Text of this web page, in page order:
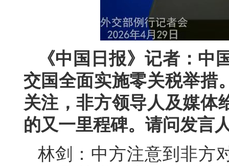
《中国日报》记者：中
交国全面实施零关税举措
关注，非方领导人及媒体
的又一里程碑。请问发言
林剑：中方注意到非方